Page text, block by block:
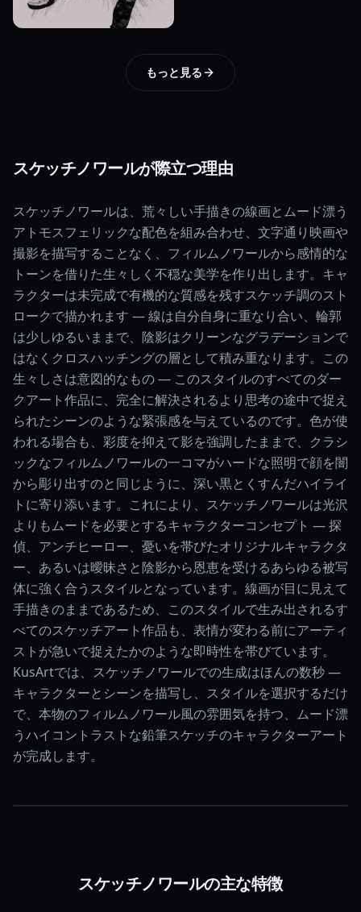
もっと見る
スケッチノワールが際立つ理由
スケッチノワールは、荒々しい手描きの線画とムード漂う
アトモスフェリックな配色を組み合わせ、文字通り映画や
撮影を描写することなく、フィルムノワールから感情的な
トーンを借りた生々しく不穏な美学を作り出します。キャ
ラクターは未完成で有機的な質感を残すスケッチ調のスト
ロークで描かれます — 線は自分自身に重なり合い、輪郭
は少しゆるいままで、陰影はクリーンなグラデーションで
はなくクロスハッチングの層として積み重なります。この
生々しさは意図的なもの — このスタイルのすべてのダー
クアート作品に、完全に解決されるより思考の途中で捉え
られたシーンのような緊張感を与えているのです。色が使
われる場合も、彩度を抑えて影を強調したままで、クラシ
ックなフィルムノワールの一コマがハードな照明で顔を闇
から彫り出すのと同じように、深い黒とくすんだハイライ
トに寄り添います。これにより、スケッチノワールは光沢
よりもムードを必要とするキャラクターコンセプト — 探
偵、アンチヒーロー、憂いを帯びたオリジナルキャラクタ
ー、あるいは曖昧さと陰影から恩恵を受けるあらゆる被写
体に強く合うスタイルとなっています。線画が目に見えて
手描きのままであるため、このスタイルで生み出されるす
べてのスケッチアート作品も、表情が変わる前にアーティ
ストが急いで捉えたかのような即時性を帯びています。
KusArtでは、スケッチノワールでの生成はほんの数秒 —
キャラクターとシーンを描写し、スタイルを選択するだけ
で、本物のフィルムノワール風の雰囲気を持つ、ムード漂
うハイコントラストな鉛筆スケッチのキャラクターアート
が完成します。
スケッチノワールの主な特徴